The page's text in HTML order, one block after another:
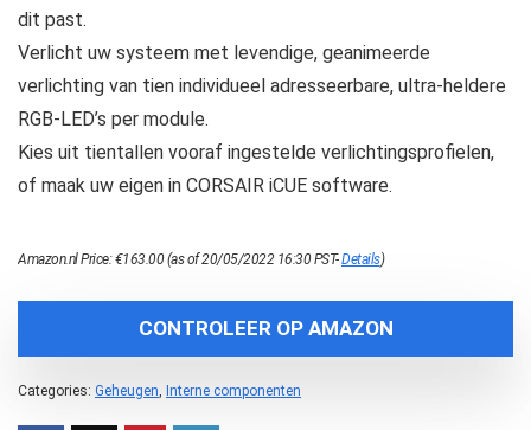
dit past.
Verlicht uw systeem met levendige, geanimeerde
verlichting van tien individueel adresseerbare, ultra-heldere
RGB-LED’s per module.
Kies uit tientallen vooraf ingestelde verlichtingsprofielen,
of maak uw eigen in CORSAIR iCUE software.
Amazon.nl Price:€163.00(as of 20/05/2022 16:30 PST-Details)
CONTROLEER OP AMAZON
Categories: Geheugen, Interne componenten